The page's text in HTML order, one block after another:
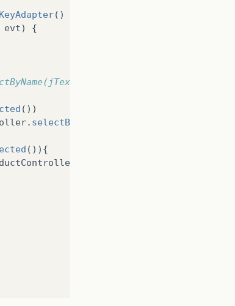
KeyAdapter()
evt) {
())
. selectByCod
()){